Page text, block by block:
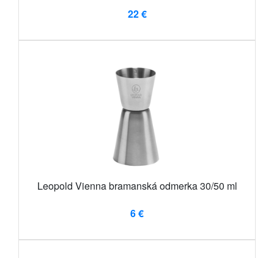
22 €
Leopold Vienna bramanská odmerka 30/50 ml
6 €